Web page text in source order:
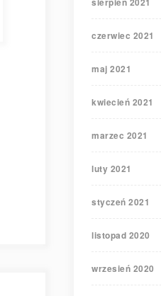
czerwiec 2021
maj 2021
kwiecień 2021
marzec 2021
luty 2021
styczeń 2021
listopad 2020
wrzesień 2020